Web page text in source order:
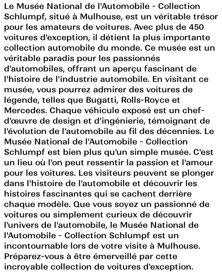
Le Musée National de l'Automobile - Collection
Schlumpf, situé à Mulhouse, est un véritable trésor
pour les amateurs de voitures. Avec plus de 450
voitures d'exception, il détient la plus importante
collection automobile du monde. Ce musée est un
véritable paradis pour les passionnés
d'automobiles, offrant un aperçu fascinant de
l'histoire de l'industrie automobile. En visitant ce
musée, vous pourrez admirer des voitures de
légende, telles que Bugatti, Rolls-Royce et
Mercedes. Chaque véhicule exposé est un chef-
d'œuvre de design et d'ingénierie, témoignant de
l'évolution de l'automobile au fil des décennies. Le
Musée National de l'Automobile - Collection
Schlumpf est bien plus qu'un simple musée. C'est
un lieu où l'on peut ressentir la passion et l'amour
pour les voitures. Les visiteurs peuvent se plonger
dans l'histoire de l'automobile et découvrir les
histoires fascinantes qui se cachent derrière
chaque modèle. Que vous soyez un passionné de
voitures ou simplement curieux de découvrir
l'univers de l'automobile, le Musée National de
l'Automobile - Collection Schlumpf est un
incontournable lors de votre visite à Mulhouse.
Préparez-vous à être émerveillé par cette
incroyable collection de voitures d'exception.